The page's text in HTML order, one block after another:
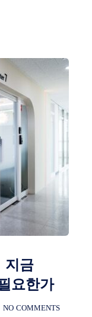
지금
요한가
NO COMMENTS